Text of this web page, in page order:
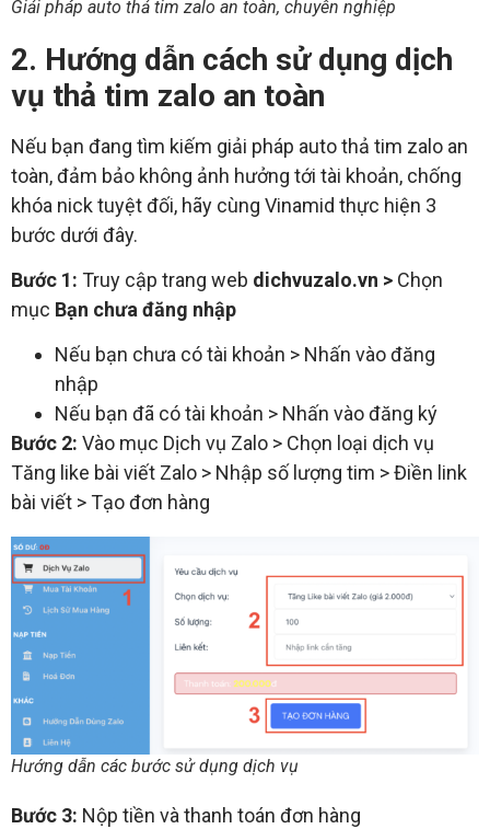
Giải pháp auto thả tim zalo an toàn, chuyên nghiệp
2. Hướng dẫn cách sử dụng dịch
vụ thả tim zalo an toàn
Nếu bạn đang tìm kiếm giải pháp auto thả tim zalo an
toàn, đảm bảo không ảnh hưởng tới tài khoản, chống
khóa nick tuyệt đối, hãy cùng Vinamid thực hiện 3
bước dưới đây.
Bước 1: Truy cập trang web dichvuzalo.vn > Chọn
mục Bạn chưa đăng nhập
Nếu bạn chưa có tài khoản > Nhấn vào đăng
nhập
Nếu bạn đã có tài khoản > Nhấn vào đăng ký
Bước 2: Vào mục Dịch vụ Zalo > Chọn loại dịch vụ
Tăng like bài viết Zalo > Nhập số lượng tim > Điền link
bài viết > Tạo đơn hàng
Hướng dẫn các bước sử dụng dịch vụ
Bước 3: Nộp tiền và thanh toán đơn hàng